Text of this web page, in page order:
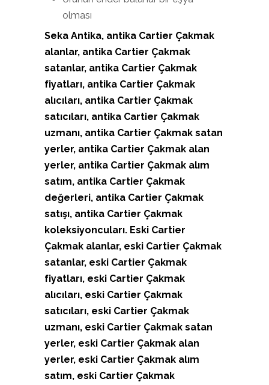
olması
Seka Antika, antika Cartier Çakmak
alanlar, antika Cartier Çakmak
satanlar, antika Cartier Çakmak
fiyatları, antika Cartier Çakmak
alıcıları, antika Cartier Çakmak
satıcıları, antika Cartier Çakmak
uzmanı, antika Cartier Çakmak satan
yerler, antika Cartier Çakmak alan
yerler, antika Cartier Çakmak alım
satım, antika Cartier Çakmak
değerleri, antika Cartier Çakmak
satışı, antika Cartier Çakmak
koleksiyoncuları. Eski Cartier
Çakmak alanlar, eski Cartier Çakmak
satanlar, eski Cartier Çakmak
fiyatları, eski Cartier Çakmak
alıcıları, eski Cartier Çakmak
satıcıları, eski Cartier Çakmak
uzmanı, eski Cartier Çakmak satan
yerler, eski Cartier Çakmak alan
yerler, eski Cartier Çakmak alım
satım, eski Cartier Çakmak